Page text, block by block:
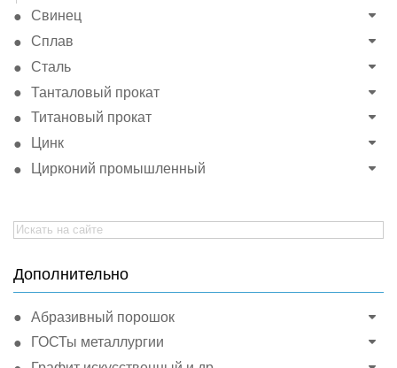
Свинец
Сплав
Сталь
Танталовый прокат
Титановый прокат
Цинк
Цирконий промышленный
Search
for:
Дополнительно
Абразивный порошок
ГОСТы металлургии